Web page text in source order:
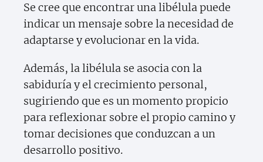
Se cree que encontrar una libélula puede
indicar un mensaje sobre la necesidad de
adaptarse y evolucionar en la vida.
Además, la libélula se asocia con la
sabiduría y el crecimiento personal,
sugiriendo que es un momento propicio
para reflexionar sobre el propio camino y
tomar decisiones que conduzcan a un
desarrollo positivo.